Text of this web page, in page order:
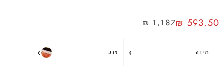
₪1,187₪ 593.50
מידה › צבע ›